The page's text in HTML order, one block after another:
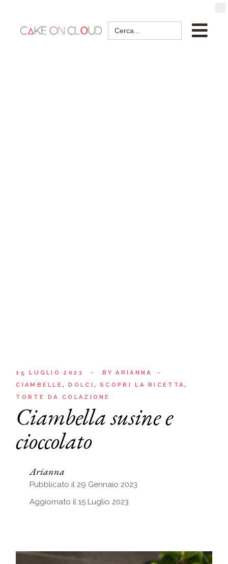
Search
for:
15 LUGLIO 2023 BY
ARIANNA
CIAMBELLE
DOLCI
SCOPRI LA RICETTA
TORTE DA COLAZIONE
Ciambella susine e
cioccolato
Arianna
Pubblicato il 29 Gennaio 2023
Aggiornato il 15 Luglio 2023